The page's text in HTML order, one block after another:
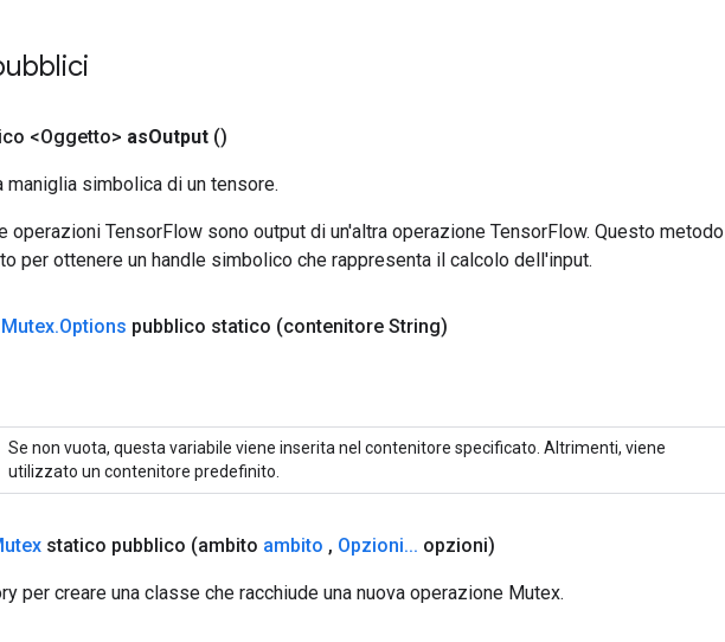
<Oggetto> asOutput ()
maniglia simbolica di un tensore.
operazioni TensorFlow sono output di un'altra operazione TensorFlow. Questo metodo
per ottenere un handle simbolico che rappresenta il calcolo dell'input.
Mutex.Options pubblico statico (contenitore String)
Se non vuota, questa variabile viene inserita nel contenitore specificato. Altrimenti, viene
utilizzato un contenitore predefinito.
statico pubblico (ambito ambito , Opzioni... opzioni)
per creare una classe che racchiude una nuova operazione Mutex.